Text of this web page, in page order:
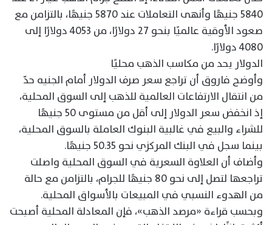
5840 جنيهًا وأنهى التعاملات عند 5870 جنيهًا، بالتزامن مع
صعود الأوقية عالميًا بنحو 27 دولارًا، من 4053 دولارًا إلى
4080 دولارًا.
الدولار يحد من مكاسب الذهب محليًا
وأوضح فاروق أن تراجع سعر صرف الدولار أمام الجنيه حدّ
من انتقال الارتفاعات العالمية للذهب إلى السوق المحلية،
إذ انخفض سعر الدولار إلى أقل من مستوى 50 جنيهًا
للشراء والبيع في غالبية البنوك العاملة بالسوق المحلية،
بينما سجل في البنك المركزي نحو 50.35 جنيهًا.
وأضاف أن العلاوة السعرية في السوق المحلية واصلت
تراجعها لتصل إلى نحو 80 جنيهًا للجرام، بالتزامن مع حالة
من الهدوء النسبي في المبيعات بالأسواق المحلية.
وبحسب قراءة «مرصد الذهب»، فإن المعادلة المحلية أصبحت